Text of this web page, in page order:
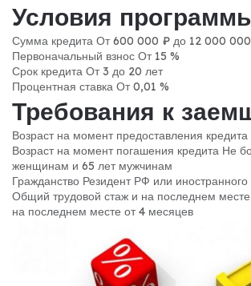
Условия
Сумма кредита От 600 000 ₽ до 12 000
Первоначальный взнос От 15 %
Срок кредита От 3 до 20 лет
Процентная ставка От 0,01 %
Требования к
Возраст на момент предоставления
Возраст на момент погашения кредита Не
женщинам и 65 лет мужчинам
Гражданство Резидент РФ или иностранного
Общий трудовой стаж и на последнем
на последнем месте от 4 месяцев